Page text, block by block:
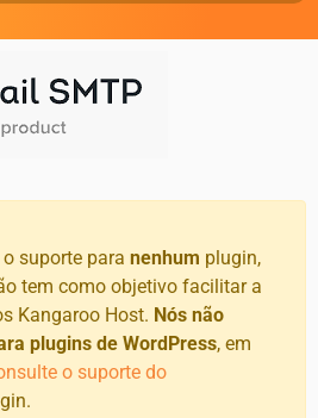
suporte para nenhum plugin,
tem como objetivo facilitar a
Kangaroo Host. Nós não
plugins de WordPress, em
o suporte do